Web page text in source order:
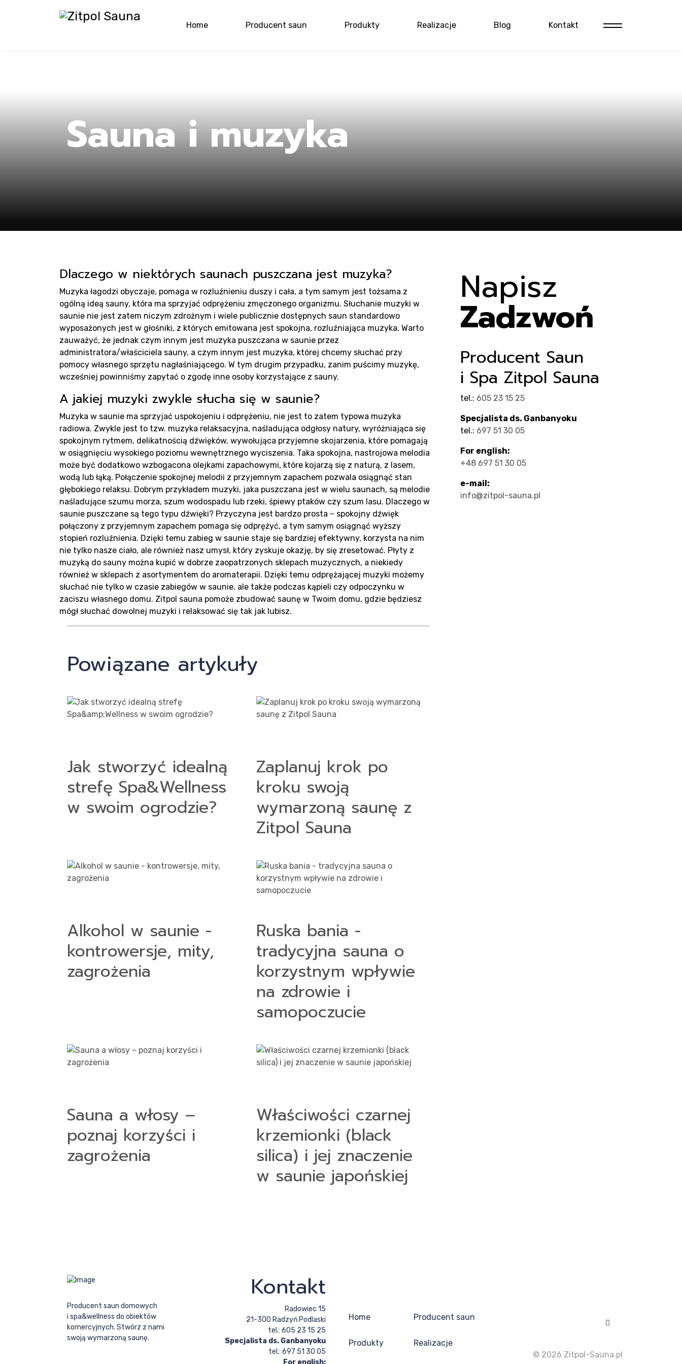
Home Producent saun Produkty Realizacje Blog Kontakt
Home
Producent
saun
Produkty
Realizacje
Blog
Kontakt
Sauna i muzyka
Dlaczego w niektórych saunach puszczana jest muzyka?
Muzyka łagodzi obyczaje, pomaga w rozluźnieniu duszy i cała, a tym samym jest tożsama z
ogólną ideą sauny, która ma sprzyjać odprężeniu zmęczonego organizmu. Słuchanie muzyki w
saunie nie jest zatem niczym zdrożnym i wiele publicznie dostępnych saun standardowo
wyposażonych jest w głośniki, z których emitowana jest spokojna, rozluźniająca muzyka. Warto
zauważyć, że jednak czym innym jest muzyka puszczana w saunie przez
administratora/właściciela sauny, a czym innym jest muzyka, której chcemy słuchać przy
pomocy własnego sprzętu nagłaśniającego. W tym drugim przypadku, zanim puścimy muzykę,
wcześniej powinniśmy zapytać o zgodę inne osoby korzystające z sauny.
A jakiej muzyki zwykle słucha się w saunie?
Muzyka w saunie ma sprzyjać uspokojeniu i odprężeniu, nie jest to zatem typowa muzyka
radiowa. Zwykle jest to tzw. muzyka relaksacyjna, naśladująca odgłosy natury, wyróżniająca się
spokojnym rytmem, delikatnością dźwięków, wywołująca przyjemne skojarzenia, które pomagają
w osiągnięciu wysokiego poziomu wewnętrznego wyciszenia. Taka spokojna, nastrojowa melodia
może być dodatkowo wzbogacona olejkami zapachowymi, które kojarzą się z naturą, z lasem,
wodą lub łąką. Połączenie spokojnej melodii z przyjemnym zapachem pozwala osiągnąć stan
głębokiego relaksu. Dobrym przykładem muzyki, jaka puszczana jest w wielu saunach, są melodie
naśladujące szumu morza, szum wodospadu lub rzeki, śpiewy ptaków czy szum lasu. Dlaczego w
saunie puszczane są tego typu dźwięki? Przyczyna jest bardzo prosta – spokojny dźwięk
połączony z przyjemnym zapachem pomaga się odprężyć, a tym samym osiągnąć wyższy
stopień rozluźnienia. Dzięki temu zabieg w saunie staje się bardziej efektywny, korzysta na nim
nie tylko nasze ciało, ale również nasz umysł, który zyskuje okazję, by się zresetować. Płyty z
muzyką do sauny można kupić w dobrze zaopatrzonych sklepach muzycznych, a niekiedy
również w sklepach z asortymentem do aromaterapii. Dzięki temu odprężającej muzyki możemy
słuchać nie tylko w czasie zabiegów w saunie, ale także podczas kąpieli czy odpoczynku w
zaciszu własnego domu. Zitpol sauna pomoże zbudować saunę w Twoim domu, gdzie będziesz
mógł słuchać dowolnej muzyki i relaksować się tak jak lubisz.
Powiązane artykuły
Jak stworzyć idealną
strefę Spa&Wellness
w swoim ogrodzie?
Zaplanuj krok po
kroku swoją
wymarzoną saunę z
Zitpol Sauna
Alkohol w saunie -
kontrowersje, mity,
zagrożenia
Ruska bania -
tradycyjna sauna o
korzystnym wpływie
na zdrowie i
samopoczucie
Sauna a włosy –
poznaj korzyści i
zagrożenia
Właściwości czarnej
krzemionki (black
silica) i jej znaczenie
w saunie japońskiej
Napisz
Zadzwoń
Producent Saun
i Spa Zitpol Sauna
tel.: 605 23 15 25
Specjalista ds. Ganbanyoku
tel.: 697 51 30 05
For english:
+48 697 51 30 05
e-mail:
info@zitpol-sauna.pl
Producent saun domowych
i spa&wellness do obiektów
komercyjnych. Stwórz z nami
swoją wymarzoną saunę.
Kontakt
Radowiec 15
21-300 Radzyń Podlaski
tel.: 605 23 15 25
Specjalista ds. Ganbanyoku
tel.: 697 51 30 05
For english:
Home Producent saun
Produkty Realizacje
© 2026 Zitpol-Sauna.pl